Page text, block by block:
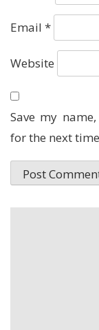
Email *
Website
Save my
for the next